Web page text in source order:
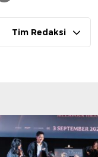
Tim Redaksi